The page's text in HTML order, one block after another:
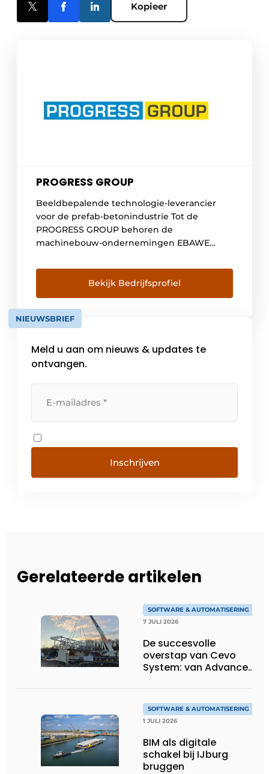
Kopieer
PROGRESS GROUP
Beeldbepalende technologie-leverancier
voor de prefab-betonindustrie Tot de
PROGRESS GROUP behoren de
machinebouw-ondernemingen EBAWE
& Automation, Tecnocom, Echo Precast
Engineering, UltraSpan Technologies alsook
de eigen prefab-betonfabriek met
buigcentrale PROGRESS en het
softwarebedrijf Progress Software
de verschillende ondernemingen vult elkaar
hierbij optimaal aan. Dankzij deze synergie
Bekijk Bedrijfsprofiel
NIEUWSBRIEF
Meld u aan om nieuws & updates te
ontvangen.
Inschrijven
Gerelateerde artikelen
SOFTWARE & AUTOMATISERING
7 JULI 2026
De succesvolle
overstap van Cevo
System: van Advance
SOFTWARE & AUTOMATISERING
1 JULI 2026
BIM als digitale
schakel bij IJburg
bruggen